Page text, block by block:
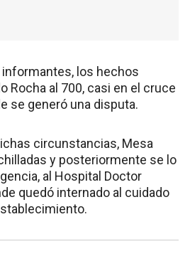
los hechos
Rocha al 700, casi en el cruce
se generó una disputa.
circunstancias, Mesa
y posteriormente se lo
al Hospital Doctor
quedó internado al cuidado